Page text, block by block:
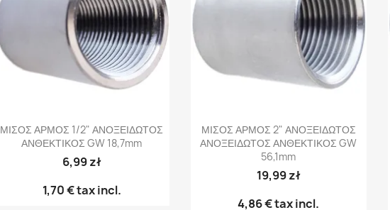
Γρήγορη προβολή
ΜΙΣΟΣ ΑΡΜΟΣ 1/2" ΑΝΟΞΕΙΔΩΤΟΣ
ΑΝΘΕΚΤΙΚΟΣ GW 18,7mm
6,99 zł
1,70 €tax incl.
Γρήγορη προβολή
ΜΙΣΟΣ ΑΡΜΟΣ 2" ΑΝΟΞΕΙΔΩΤΟΣ
ΑΝΟΞΕΙΔΩΤΟΣ ΑΝΘΕΚΤΙΚΟΣ GW
56,1mm
19,99 zł
4,86 €tax incl.